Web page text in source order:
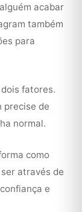
acabar
também
para
fatores.
precise de
normal.
como
através de
e